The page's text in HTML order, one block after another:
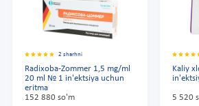
2 sharhni
Radixoba-Zommer 1,5 mg/ml
20 ml № 1 in'ektsiya uchun
eritma
152 880 so'm
Kaliy
5 520